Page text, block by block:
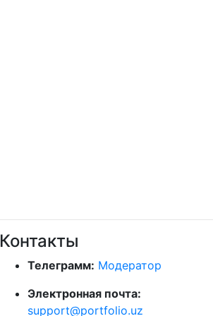
Контакты
Телеграмм: Модератор
Электронная почта:
support@portfolio.uz